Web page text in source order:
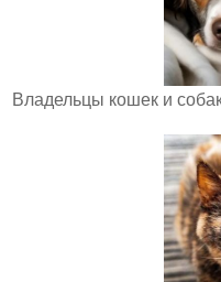
Владельцы кошек и